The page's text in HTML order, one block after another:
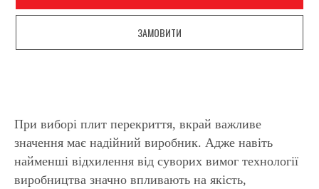
ЗАМОВИТИ
При виборі плит перекриття, вкрай важливе
значення має надійний виробник. Адже навіть
найменші відхилення від суворих вимог технології
виробництва значно впливають на якість,